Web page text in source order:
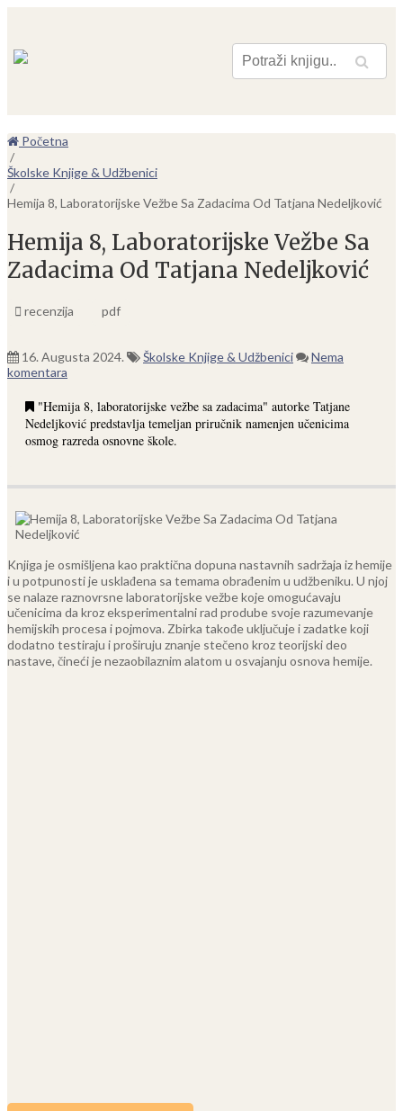
Pretraga
Početna
/
Školske Knjige & Udžbenici
/
Hemija 8, Laboratorijske Vežbe Sa Zadacima Od Tatjana Nedeljković
Hemija 8, Laboratorijske Vežbe Sa
Zadacima Od Tatjana Nedeljković
recenzija pdf
16. Augusta 2024. Školske Knjige & Udžbenici
Nema
komentara
"Hemija 8, laboratorijske vežbe sa zadacima" autorke Tatjane
Nedeljković predstavlja temeljan priručnik namenjen učenicima
osmog razreda osnovne škole.
Knjiga je osmišljena kao praktična dopuna nastavnih sadržaja iz hemije
i u potpunosti je usklađena sa temama obrađenim u udžbeniku. U njoj
se nalaze raznovrsne laboratorijske vežbe koje omogućavaju
učenicima da kroz eksperimentalni rad prodube svoje razumevanje
hemijskih procesa i pojmova. Zbirka takođe uključuje i zadatke koji
dodatno testiraju i proširuju znanje stečeno kroz teorijski deo
nastave, čineći je nezaobilaznim alatom u osvajanju osnova hemije.